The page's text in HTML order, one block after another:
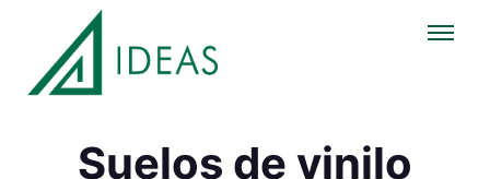
Suelos de vinilo